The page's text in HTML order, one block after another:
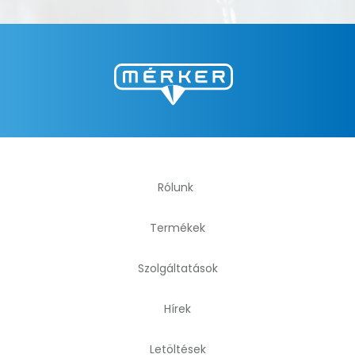
Rólunk
Termékek
Szolgáltatások
Hírek
Letöltések